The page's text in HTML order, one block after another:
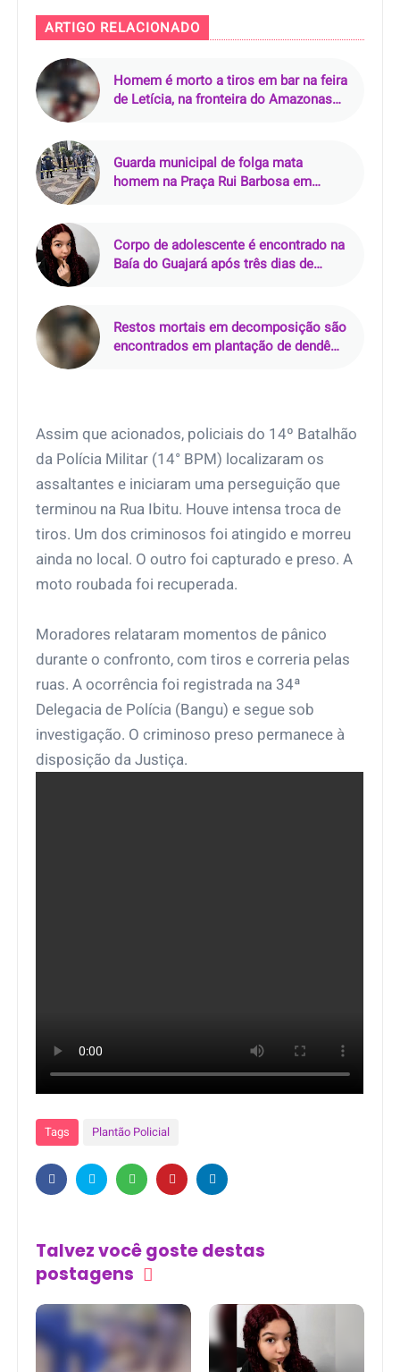
ARTIGO RELACIONADO
Homem é morto a tiros em bar na feira
de Letícia, na fronteira do Amazonas
Guarda municipal de folga mata
homem na Praça Rui Barbosa em
Corpo de adolescente é encontrado na
Baía do Guajará após três dias de
Restos mortais em decomposição são
encontrados em plantação de dendê
Assim que acionados, policiais do 14º Batalhão
da Polícia Militar (14° BPM) localizaram os
assaltantes e iniciaram uma perseguição que
terminou na Rua Ibitu. Houve intensa troca de
tiros. Um dos criminosos foi atingido e morreu
ainda no local. O outro foi capturado e preso. A
moto roubada foi recuperada.
Moradores relataram momentos de pânico
durante o confronto, com tiros e correria pelas
ruas. A ocorrência foi registrada na 34ª
Delegacia de Polícia (Bangu) e segue sob
investigação. O criminoso preso permanece à
disposição da Justiça.
Tags Plantão Policial
Talvez você goste destas
postagens